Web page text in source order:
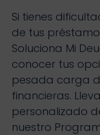
Si tienes
de tus
Soluciona Mi
conocer tus
pesada carga
financieras.
personalizado
nuestro